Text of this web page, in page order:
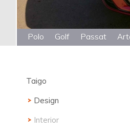
Polo Golf Passat
Taigo
Design
Interior